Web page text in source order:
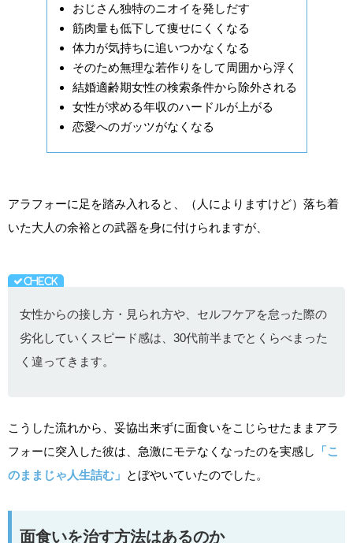
おじさん独特のニオイを発しだす
筋肉量も低下して痩せにくくなる
体力が気持ちに追いつかなくなる
そのため無理な若作りをして周囲から浮く
結婚適齢期女性の検索条件から除外される
女性が求める年収のハードルが上がる
恋愛へのガッツがなくなる
アラフォーに足を踏み入れると、（人によりますけど）落ち着
いた大人の余裕との武器を身に付けられますが、
女性からの接し方・見られ方や、セルフケアを怠った際の
劣化していくスピード感は、30代前半までとくらべまった
く違ってきます。
こうした流れから、妥協出来ずに面食いをこじらせたままアラ
フォーに突入した彼は、急激にモテなくなったのを実感し
「こ
のままじゃ人生詰む」 とぼやいていたのでした。
面食いを治す方法はあるのか